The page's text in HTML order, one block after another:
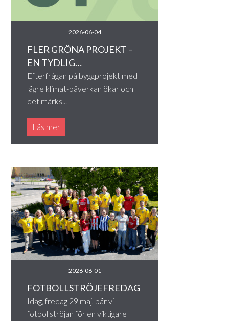
2026-06-04
FLER GRÖNA PROJEKT –
EN TYDLIG…
Efterfrågan på byggprojekt med
lägre klimat-påverkan ökar och
det märks...
Läs mer
2026-06-01
FOTBOLLSTRÖJEFREDAG
Idag, fredag 29 maj, bär vi
fotbollströjan för en viktigare